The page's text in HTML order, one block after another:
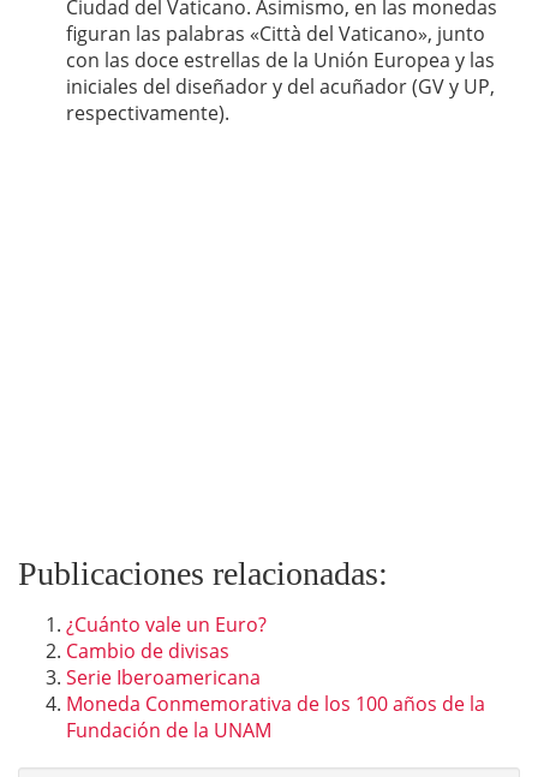
Ciudad del Vaticano. Asimismo, en las monedas
figuran las palabras «Città del Vaticano», junto
con las doce estrellas de la Unión Europea y las
iniciales del diseñador y del acuñador (GV y UP,
respectivamente).
Publicaciones relacionadas:
¿Cuánto vale un Euro?
Cambio de divisas
Serie Iberoamericana
Moneda Conmemorativa de los 100 años de la
Fundación de la UNAM